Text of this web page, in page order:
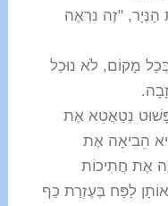
הַנְּיָר, "זֶה נִרְאֶה
מָקוֹם, לֹא נוּכַל
נְטַאֲטֵא אֶת
הֵבִיאָה אֶת
אֶת חֲתִיכוֹת
לַפַּח בְּעֶזְרַת כַּף